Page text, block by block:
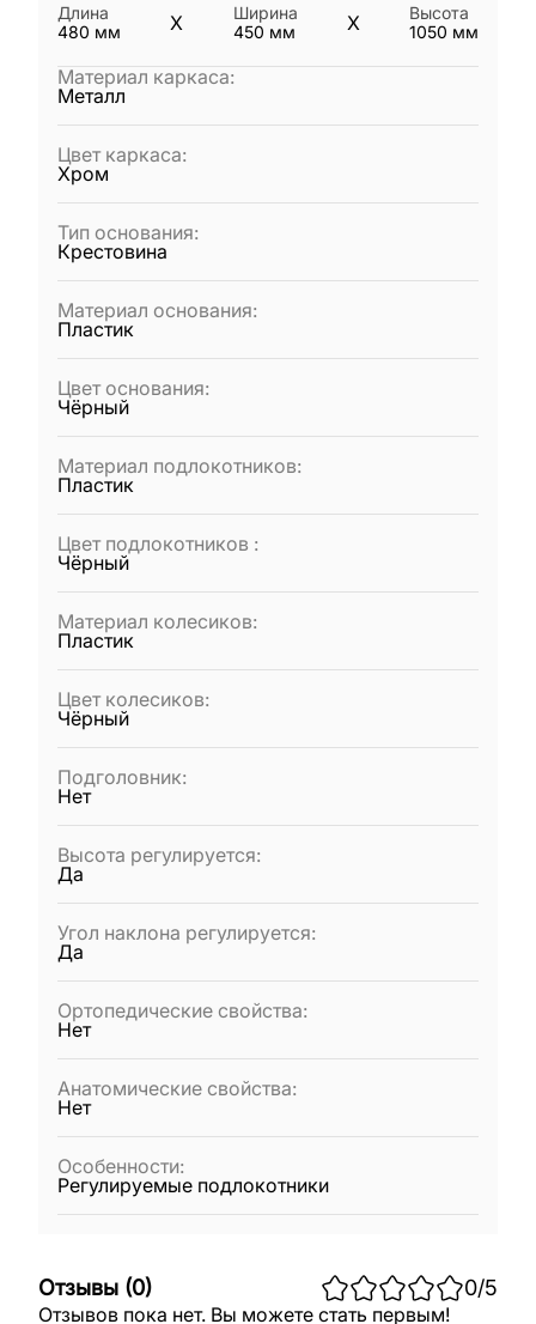
Длина
480 мм X
Ширина
450 мм X
Высота
1050 мм
Материал каркаса:
Металл
Цвет каркаса:
Хром
Тип основания:
Крестовина
Материал основания:
Пластик
Цвет основания:
Чёрный
Материал подлокотников:
Пластик
Цвет подлокотников :
Чёрный
Материал колесиков:
Пластик
Цвет колесиков:
Чёрный
Подголовник:
Нет
Высота регулируется:
Да
Угол наклона регулируется:
Да
Ортопедические свойства:
Нет
Анатомические свойства:
Нет
Особенности:
Регулируемые подлокотники
Отзывы (0) 0/5
Отзывов пока нет. Вы можете стать первым!